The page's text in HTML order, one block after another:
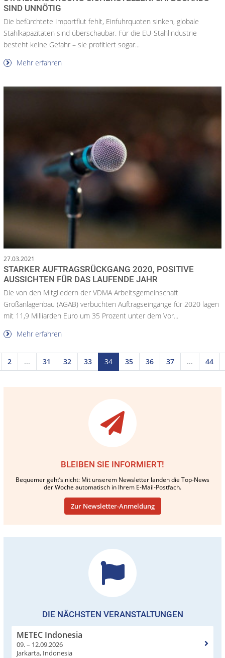
SIND UNNÖTIG
Die befürchtete Importflut fehlt, Einfuhrquoten sinken, globale
Stahlkapazitäten sind überschaubar. Für die EU-Stahlindustrie
besteht keine Gefahr – sie profitiert sogar...
Mehr erfahren
27.03.2021
STARKER AUFTRAGSRÜCKGANG 2020, POSITIVE
AUSSICHTEN FÜR DAS LAUFENDE JAHR
Die von den Mitgliedern der VDMA Arbeitsgemeinschaft
Großanlagenbau (AGAB) verbuchten Auftragseingänge für 2020 lagen
mit 11,9 Milliarden Euro um 35 Prozent unter dem Vor...
Mehr erfahren
2 ... 31 32 33 34 35 36 37 ... 44
BLEIBEN SIE INFORMIERT!
Bequemer geht’s nicht: Mit unserem Newsletter landen die Top-News
der Woche automatisch in Ihrem E-Mail-Postfach.
Zur Newsletter-Anmeldung
DIE NÄCHSTEN VERANSTALTUNGEN
METEC Indonesia
09. – 12.09.2026
Jarkarta, Indonesia